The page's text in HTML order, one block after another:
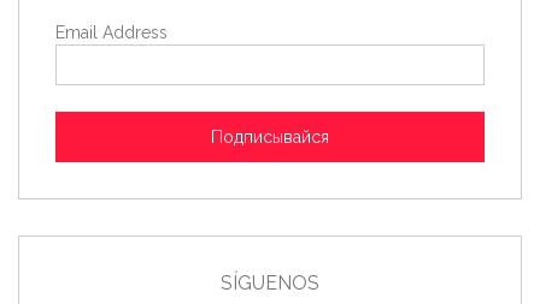
Email Address
Подписывайся
SÍGUENOS